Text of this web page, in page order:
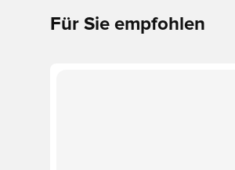
Für Sie empfohlen